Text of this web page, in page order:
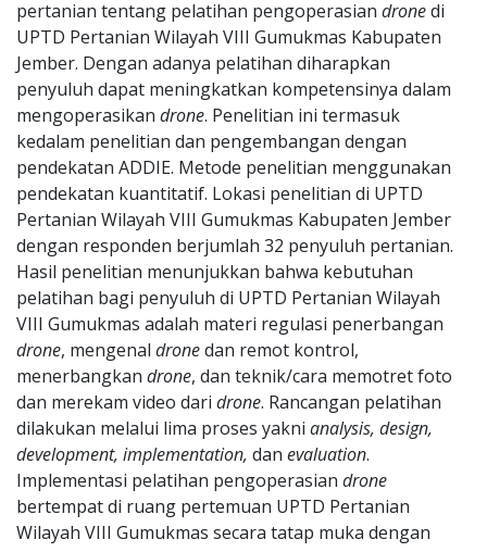
pertanian tentang pelatihan pengoperasian dronedi
UPTD Pertanian Wilayah VIII Gumukmas Kabupaten
Jember. Dengan adanya pelatihan diharapkan
penyuluh dapat meningkatkan kompetensinya dalam
mengoperasikan drone. Penelitian ini termasuk
kedalam penelitian dan pengembangan dengan
pendekatan ADDIE. Metode penelitian menggunakan
pendekatan kuantitatif. Lokasi penelitian di UPTD
Pertanian Wilayah VIII Gumukmas Kabupaten Jember
dengan responden berjumlah 32 penyuluh pertanian.
Hasil penelitian menunjukkan bahwa kebutuhan
pelatihan bagi penyuluh di UPTD Pertanian Wilayah
VIII Gumukmas adalah materi regulasi penerbangan
drone, mengenal dronedan remot kontrol,
menerbangkan drone, dan teknik/cara memotret foto
dan merekam video dari drone. Rancangan pelatihan
dilakukan melalui lima proses yakni analysis, design,
development, implementation, dan evaluation.
Implementasi pelatihan pengoperasian drone
bertempat di ruang pertemuan UPTD Pertanian
Wilayah VIII Gumukmas secara tatap muka dengan